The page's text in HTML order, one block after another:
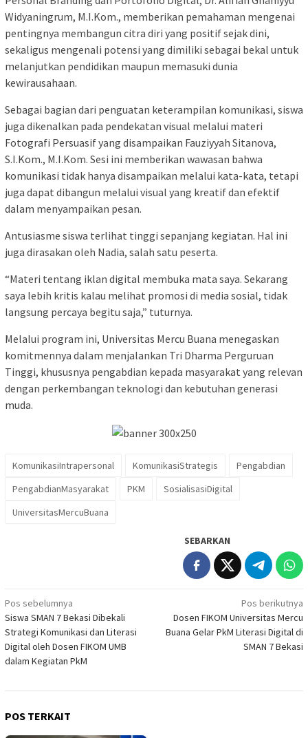
Widyaningrum, M.I.Kom., memberikan pemahaman mengenai
pentingnya membangun citra diri yang positif sejak dini,
sekaligus mengenali potensi yang dimiliki sebagai bekal untuk
melanjutkan pendidikan maupun memasuki dunia
kewirausahaan.
Sebagai bagian dari penguatan keterampilan komunikasi, siswa
juga dikenalkan pada pendekatan visual melalui materi
Fotografi Persuasif yang disampaikan Fauziyyah Sitanova,
S.I.Kom., M.I.Kom. Sesi ini memberikan wawasan bahwa
komunikasi tidak hanya disampaikan melalui kata-kata, tetapi
juga dapat dibangun melalui visual yang kreatif dan efektif
dalam menyampaikan pesan.
Antusiasme siswa terlihat tinggi sepanjang kegiatan. Hal ini
juga dirasakan oleh Nadia, salah satu peserta.
“Materi tentang iklan digital membuka mata saya. Sekarang
saya lebih kritis kalau melihat promosi di media sosial, tidak
langsung percaya begitu saja,” tuturnya.
Melalui program ini, Universitas Mercu Buana menegaskan
komitmennya dalam menjalankan Tri Dharma Perguruan
Tinggi, khususnya pengabdian kepada masyarakat yang relevan
dengan perkembangan teknologi dan kebutuhan generasi
muda.
KomunikasiIntrapersonal KomunikasiStrategis
Pengabdian
PengabdianMasyarakat
PKM
SosialisasiDigital
UniversitasMercuBuana
SEBARKAN
Navigasi
pos
Pos sebelumnya
Siswa SMAN 7 Bekasi Dibekali
Strategi Komunikasi dan Literasi
Digital oleh Dosen FIKOM UMB
dalam Kegiatan PkM
Pos berikutnya
Dosen FIKOM Universitas Mercu
Buana Gelar PkM Literasi Digital di
SMAN 7 Bekasi
POS TERKAIT